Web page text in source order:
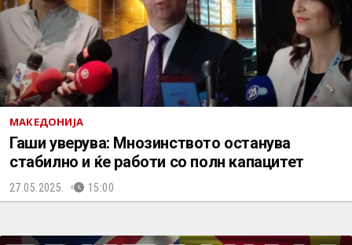
МАКЕДОНИЈА
Гаши уверува: Мнозинството останува
стабилно и ќе работи со полн капацитет
27.05.2025. 15:00